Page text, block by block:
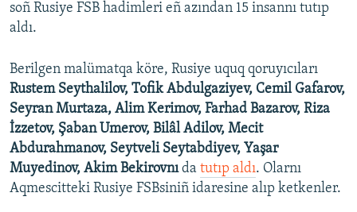
soñ Rusiye FSB hadimleri eñ azından 15 insannı tutıp
aldı.
Berilgen malümatqa köre, Rusiye uquq qoruyıcıları
Rustem Seythalilov, Tofik Abdulgaziyev, Cemil Gafarov,
Seyran Murtaza, Alim Kerimov, Farhad Bazarov, Riza
İzzetov, Şaban Umerov, Bilâl Adilov, Mecit
Abdurahmanov, Seytveli Seytabdiyev, Yaşar
Muyedinov, Akim Bekirovnıda tutıp aldı. Olarnı
Aqmescitteki Rusiye FSBsiniñ idaresine alıp ketkenler.